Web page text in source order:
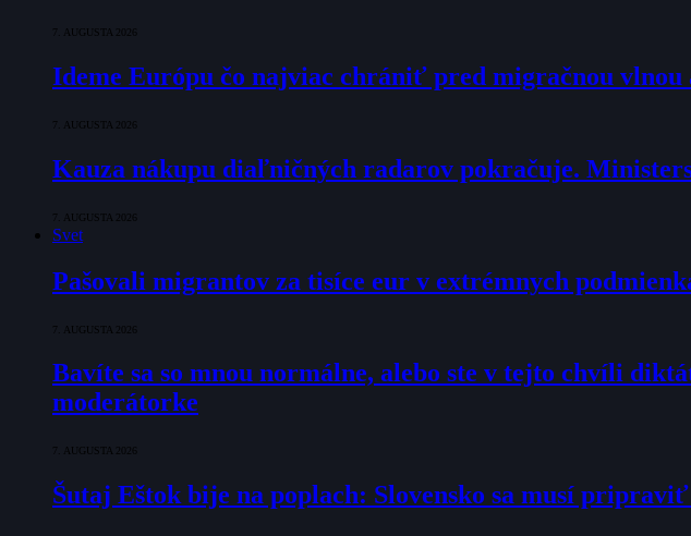
7. AUGUSTA 2026
Ideme Európu čo najviac chrániť pred migračnou
7. AUGUSTA 2026
Kauza nákupu diaľničných radarov pokračuje.
7. AUGUSTA 2026
Svet
Pašovali migrantov za tisíce eur v extrémnych
7. AUGUSTA 2026
Bavíte sa so mnou normálne, alebo ste v tejto chvíli
moderátorke
7. AUGUSTA 2026
Šutaj Eštok bije na poplach: Slovensko sa musí